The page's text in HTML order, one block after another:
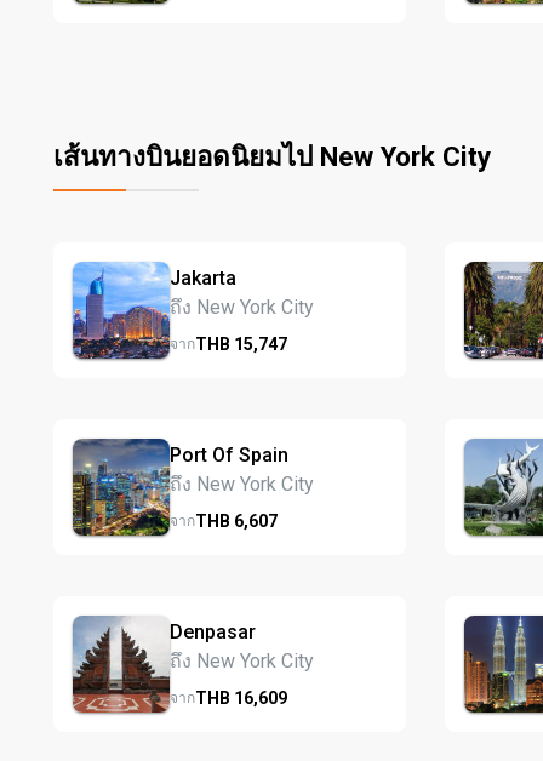
เส้นทางบินยอดนิยมไป New York City
Jakarta
ถึง New York City
จากTHB 15,747
Port Of Spain
ถึง New York City
จากTHB 6,607
Denpasar
ถึง New York City
จากTHB 16,609